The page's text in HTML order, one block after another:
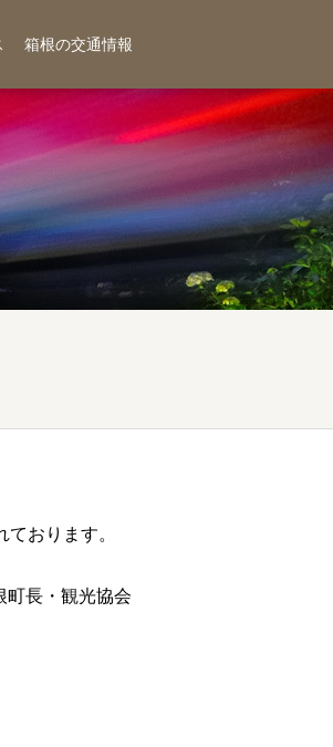
箱根の交通情報
おります。
長・観光協会